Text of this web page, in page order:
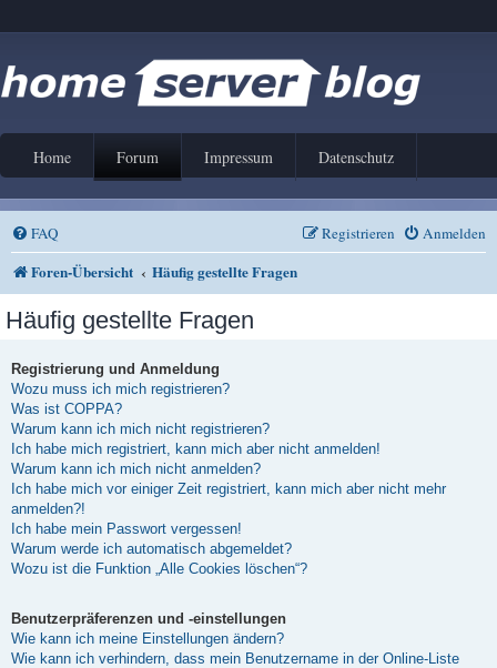
Home Forum Impressum Datenschutz
FAQ Anmelden
Registrieren
Foren-Übersicht Häufig gestellte Fragen
Häufig gestellte Fragen
Registrierung und Anmeldung
Wozu muss ich mich registrieren?
Was ist COPPA?
Warum kann ich mich nicht registrieren?
Ich habe mich registriert, kann mich aber nicht anmelden!
Warum kann ich mich nicht anmelden?
Ich habe mich vor einiger Zeit registriert, kann mich aber nicht mehr
anmelden?!
Ich habe mein Passwort vergessen!
Warum werde ich automatisch abgemeldet?
Wozu ist die Funktion „Alle Cookies löschen“?
Benutzerpräferenzen und -einstellungen
Wie kann ich meine Einstellungen ändern?
Wie kann ich verhindern, dass mein Benutzername in der Online-Liste